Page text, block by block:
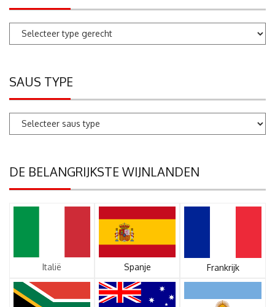
SAUS TYPE
DE BELANGRIJKSTE WIJNLANDEN
Italië Spanje Frankrijk